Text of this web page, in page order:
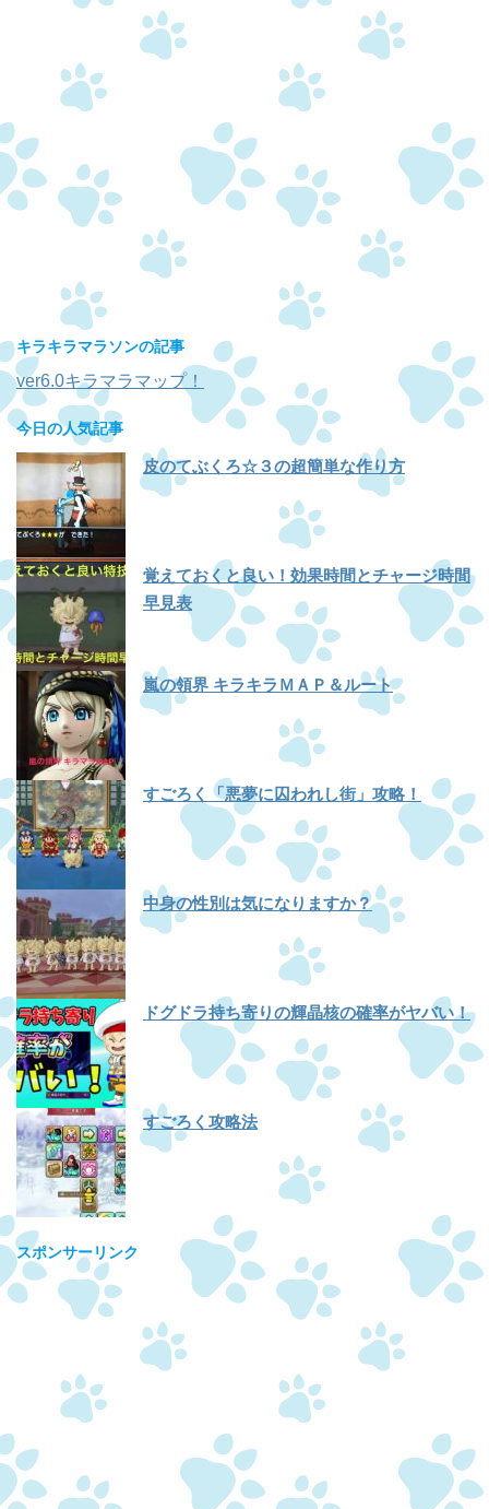
キラキラマラソンの記事
ver6.0キラマラマップ！
今日の人気記事
皮のてぶくろ☆３の超簡単な作り方
覚えておくと良い！効果時間とチャージ時間
早見表
嵐の領界 キラキラＭＡＰ＆ルート
すごろく「悪夢に囚われし街」攻略！
中身の性別は気になりますか？
ドグドラ持ち寄りの輝晶核の確率がヤバい！
すごろく攻略法
スポンサーリンク